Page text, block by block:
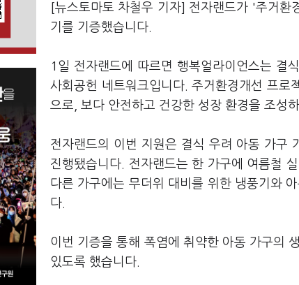
[뉴스토마토 차철우 기자] 전자랜드가 '주거환
기를 기증했습니다.
1일 전자랜드에 따르면 행복얼라이언스는 결
사회공헌 네트워크입니다. 주거환경개선 프로
으로, 보다 안전하고 건강한 성장 환경을 조성
전자랜드의 이번 지원은 결식 우려 아동 가구
진행됐습니다. 전자랜드는 한 가구에 여름철
다른 가구에는 무더위 대비를 위한 냉풍기와
다.
이번 기증을 통해 폭염에 취약한 아동 가구의
있도록 했습니다.